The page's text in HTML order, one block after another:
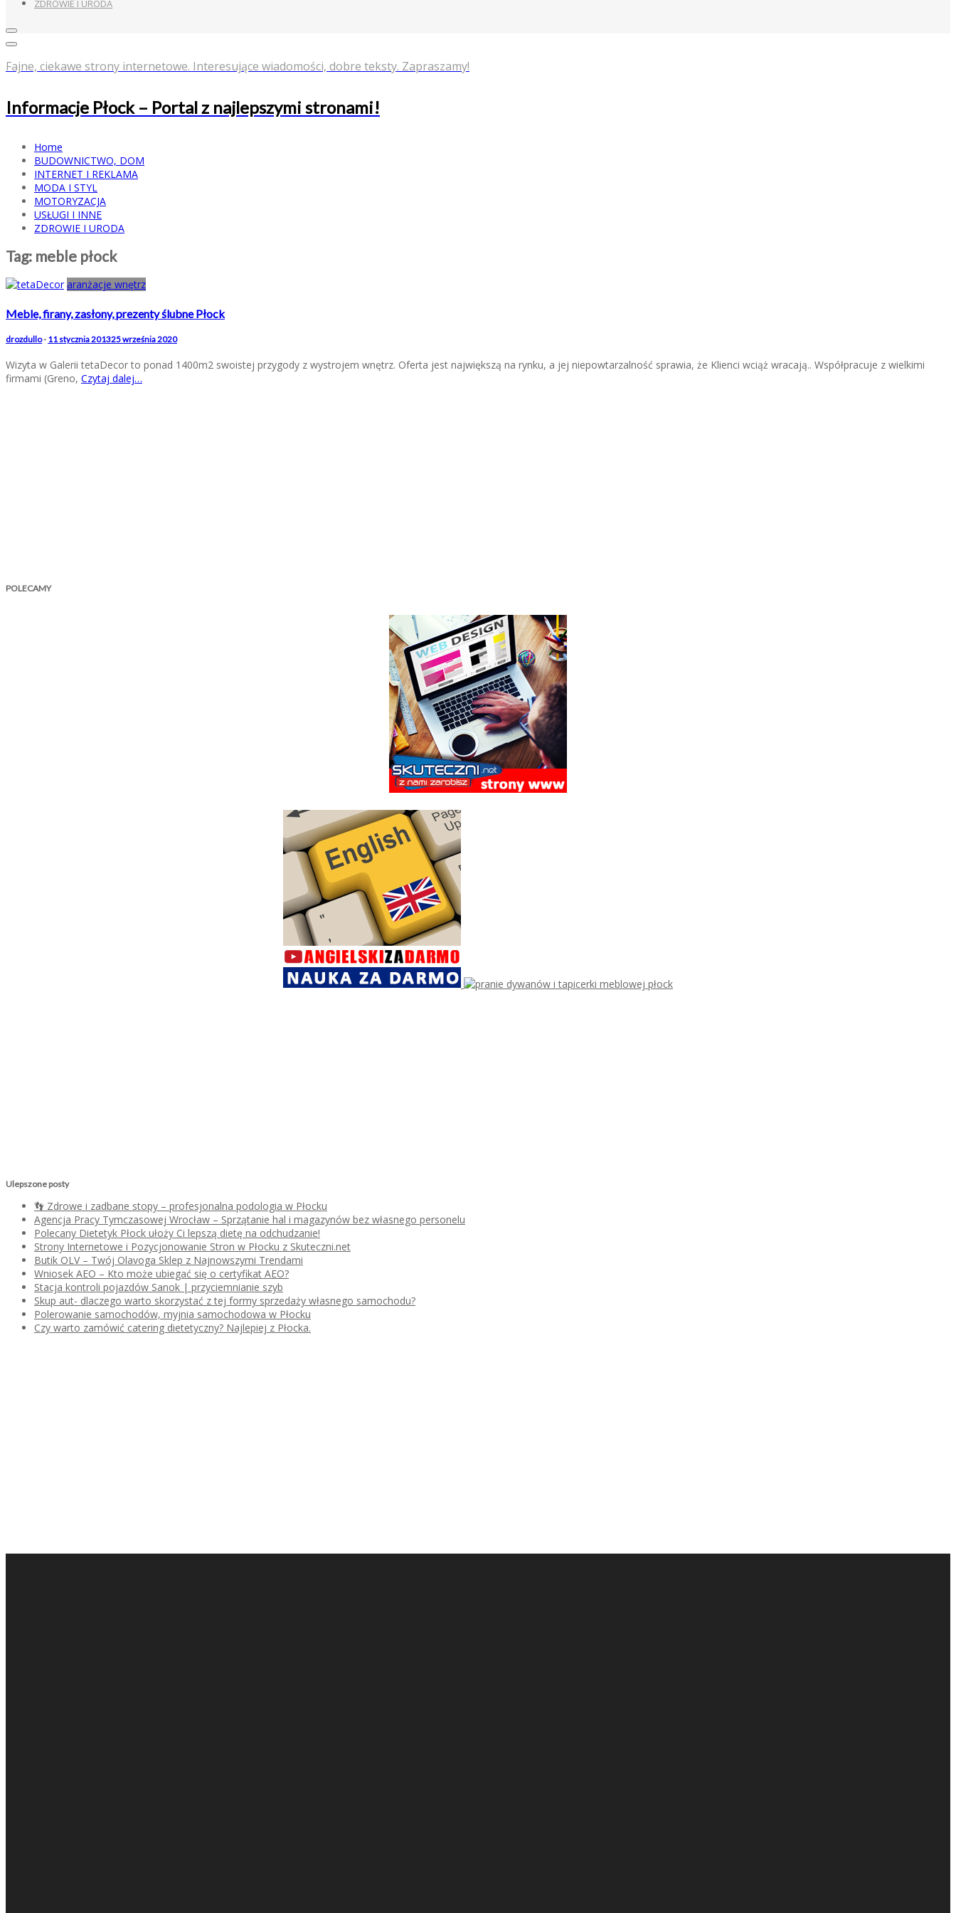
ZDROWIE I URODA
Fajne, ciekawe strony internetowe. Interesujące wiadomości, dobre teksty. Zapraszamy!
Informacje Płock – Portal z najlepszymi stronami!
Home
BUDOWNICTWO, DOM
INTERNET I REKLAMA
MODA I STYL
MOTORYZACJA
USŁUGI I INNE
ZDROWIE I URODA
Tag: meble płock
aranżacje wnętrz
Meble, firany, zasłony, prezenty ślubne Płock
drozdullo- 11 stycznia 201325 września 2020
Wizyta w Galerii tetaDecor to ponad 1400m2 swoistej przygody z wystrojem wnętrz. Oferta jest największą na rynku, a jej niepowtarzalność sprawia, że Klienci wciąż wracają.. Współpracuje z wielkimi
firmami (Greno, Czytaj dalej…
POLECAMY
Ulepszone posty
👣 Zdrowe i zadbane stopy – profesjonalna podologia w Płocku
Agencja Pracy Tymczasowej Wrocław – Sprzątanie hal i magazynów bez własnego personelu
Polecany Dietetyk Płock ułoży Ci lepszą dietę na odchudzanie!
Strony Internetowe i Pozycjonowanie Stron w Płocku z Skuteczni.net
Butik OLV – Twój Olavoga Sklep z Najnowszymi Trendami
Wniosek AEO – Kto może ubiegać się o certyfikat AEO?
Stacja kontroli pojazdów Sanok | przyciemnianie szyb
Skup aut- dlaczego warto skorzystać z tej formy sprzedaży własnego samochodu?
Polerowanie samochodów, myjnia samochodowa w Płocku
Czy warto zamówić catering dietetyczny? Najlepiej z Płocka.